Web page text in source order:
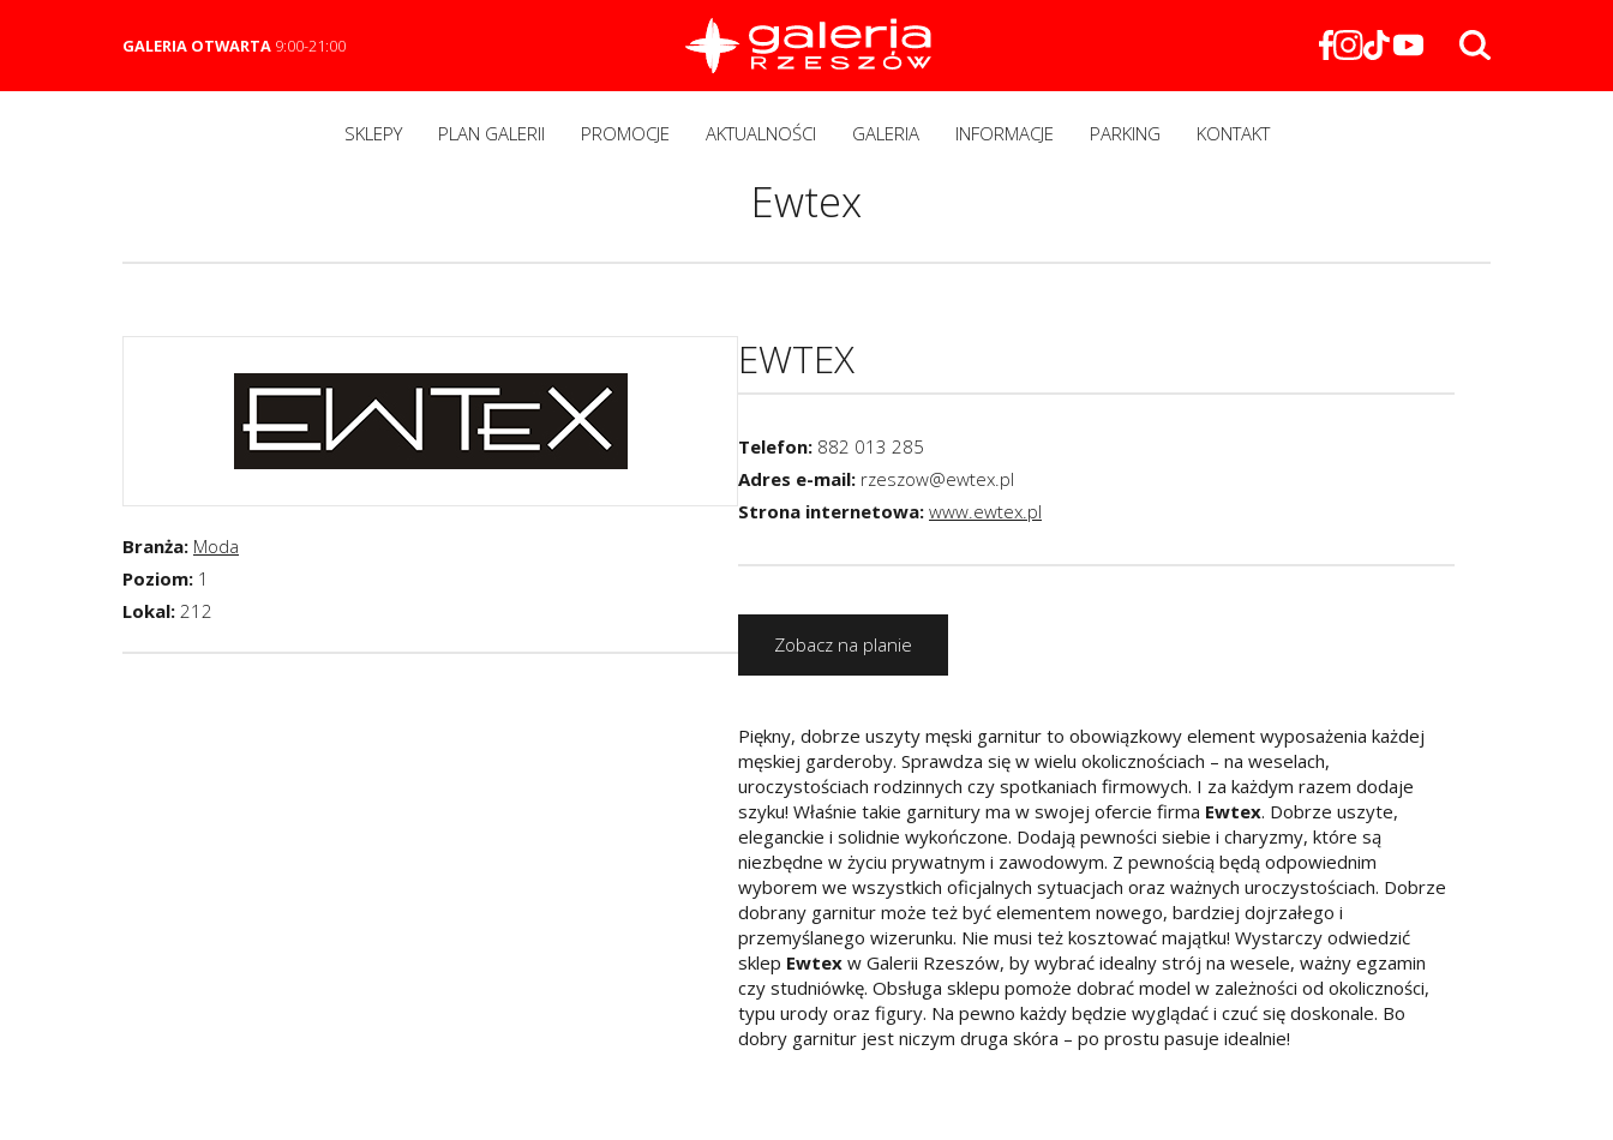
GALERIA OTWARTA 9:00-21:00
SKLEPY PLAN GALERII PROMOCJE AKTUALNOŚCI GALERIA INFORMACJE PARKING KONTAKT
Ewtex
Branża: Moda
Poziom: 1
Lokal: 212
EWTEX
Telefon: 882 013 285
Adres e-mail: rzeszow@ewtex.pl
Strona internetowa: www.ewtex.pl
Zobacz na planie
Piękny, dobrze uszyty męski garnitur to obowiązkowy element wyposażenia każdej
męskiej garderoby. Sprawdza się w wielu okolicznościach – na weselach,
uroczystościach rodzinnych czy spotkaniach firmowych. I za każdym razem dodaje
szyku! Właśnie takie garnitury ma w swojej ofercie firma Ewtex. Dobrze uszyte,
eleganckie i solidnie wykończone. Dodają pewności siebie i charyzmy, które są
niezbędne w życiu prywatnym i zawodowym. Z pewnością będą odpowiednim
wyborem we wszystkich oficjalnych sytuacjach oraz ważnych uroczystościach. Dobrze
dobrany garnitur może też być elementem nowego, bardziej dojrzałego i
przemyślanego wizerunku. Nie musi też kosztować majątku! Wystarczy odwiedzić
sklep Ewtex w Galerii Rzeszów, by wybrać idealny strój na wesele, ważny egzamin
czy studniówkę. Obsługa sklepu pomoże dobrać model w zależności od okoliczności,
typu urody oraz figury. Na pewno każdy będzie wyglądać i czuć się doskonale. Bo
dobry garnitur jest niczym druga skóra – po prostu pasuje idealnie!